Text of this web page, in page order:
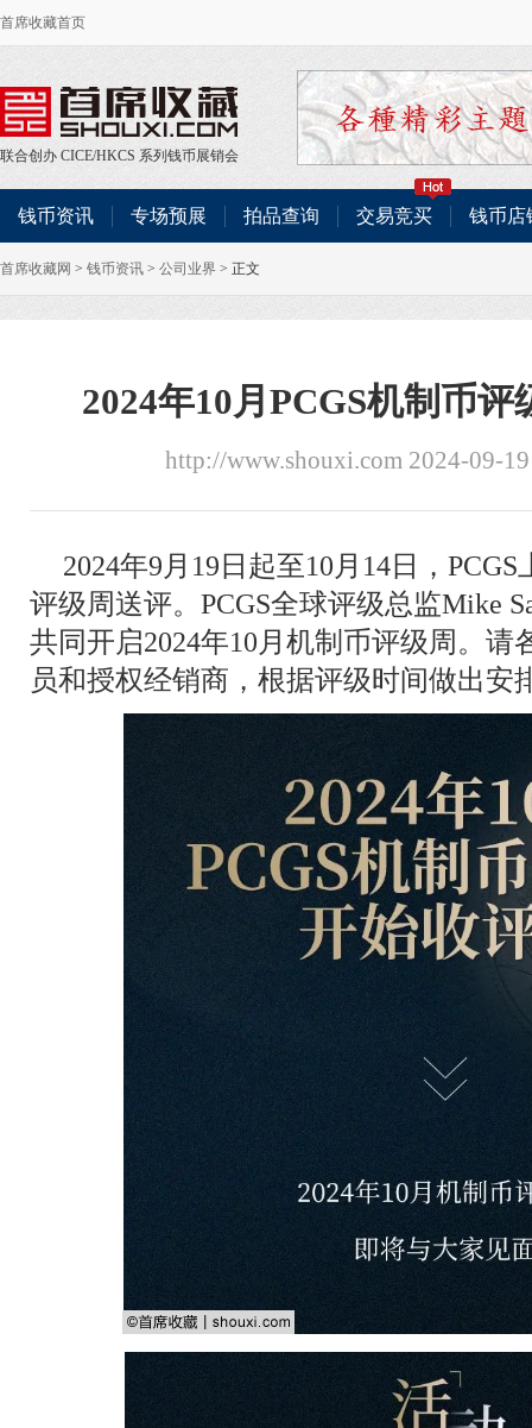
首席收藏首页
联合创办 CICE/HKCS 系列钱币展销会
钱币资讯 专场预展 拍品查询 交易竞买 钱币店
首席收藏网 > 钱币资讯 > 公司业界 > 正文
2024年10月PCGS机制币
http://www.shouxi.com 2024-09-
2024年9月19日起至10月14日，
评级周送评。PCGS全球评级总监Mike
共同开启2024年10月机制币评级周。请
员和授权经销商，根据评级时间做出安